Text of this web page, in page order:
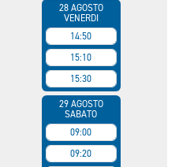
28 AGOSTO
VENERDI
14:50
15:10
15:30
29 AGOSTO
SABATO
09:00
09:20